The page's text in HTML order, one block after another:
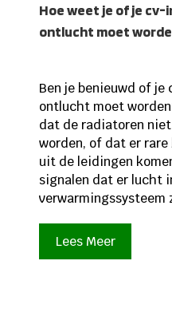
Hoe weet je of je
ontlucht moet
Ben je benieuwd of
ontlucht moet
dat de radiatoren
worden, of dat er
uit de leidingen
signalen dat er lucht
verwarmingssysteem
Lees Meer